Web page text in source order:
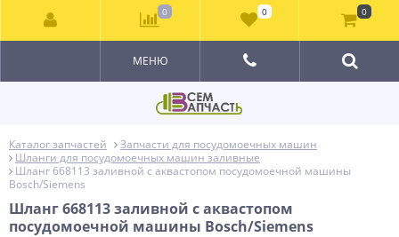
МЕНЮ
Каталог запчастей
Запчасти для посудомоечных машин
Шланги для посудомоечных машин заливные
Шланг 668113 заливной с аквастопом посудомоечной машины
Bosch/Siemens
Шланг 668113 заливной с аквастопом
посудомоечной машины Bosch/Siemens
0 0 0